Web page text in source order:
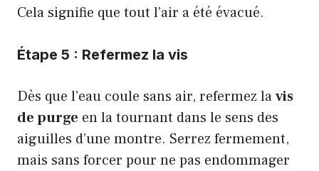
Cela signifie que tout l’air a été évacué.
Étape 5 : Refermez la vis
Dès que l’eau coule sans air, refermez lavis
de purge en la tournant dans le sens des
aiguilles d’une montre. Serrez fermement,
mais sans forcer pour ne pas endommager